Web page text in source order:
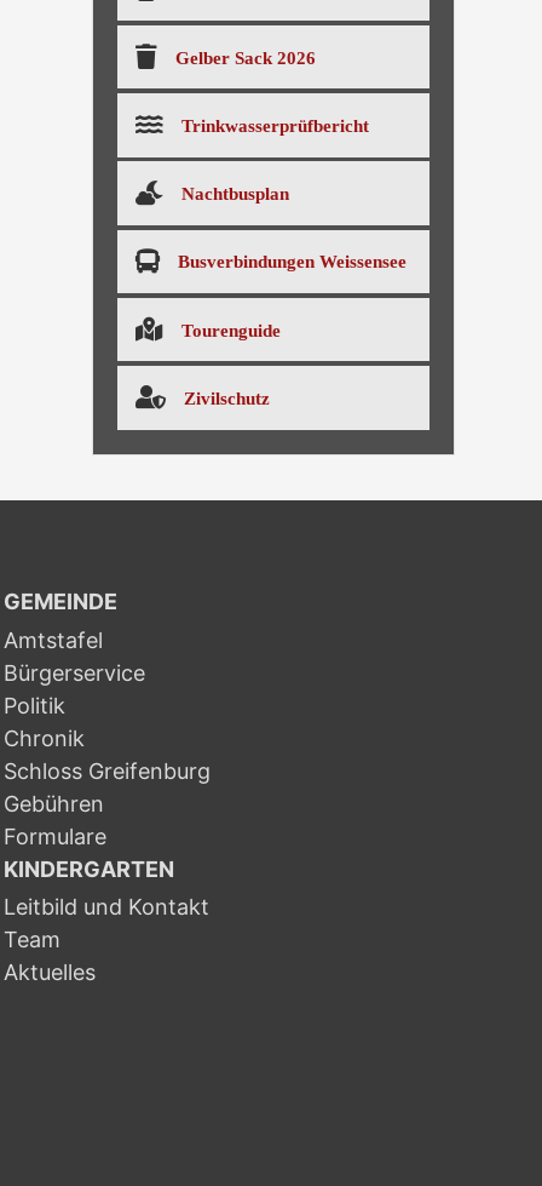
Gelber Sack 2026
Trinkwasserprüfbericht
Nachtbusplan
Busverbindungen Weissensee
Tourenguide
Zivilschutz
GEMEINDE
Amtstafel
Bürgerservice
Politik
Chronik
Schloss Greifenburg
Gebühren
Formulare
KINDERGARTEN
Leitbild und Kontakt
Team
Aktuelles